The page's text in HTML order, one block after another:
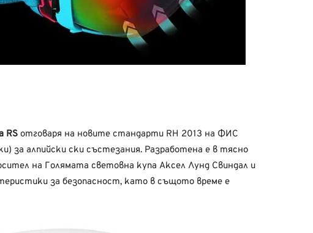
RS отговаря на новите стандарти RH 2013 на ФИС
за алпийски ски състезания. Разработена е в тясно
на Голямата световна купа Аксел Лунд Свиндал и
за безопасност, като в същото време е